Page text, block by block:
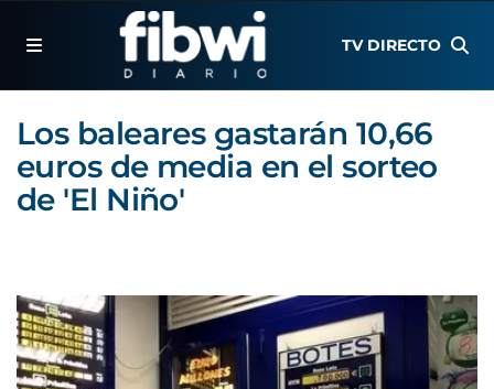
TV DIRECTO
Los baleares gastarán 10,66
euros de media en el sorteo
de 'El Niño'